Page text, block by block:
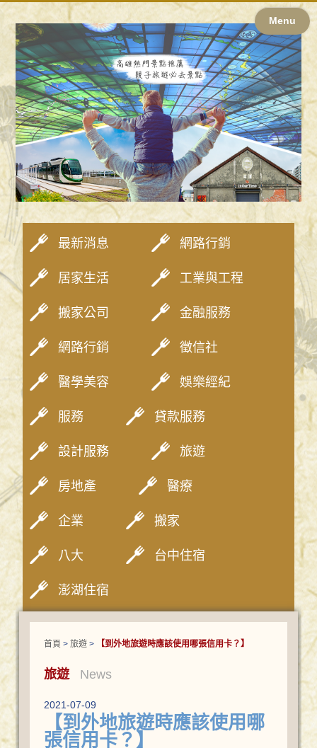
Menu
最新消息 網路行銷
居家生活 工業與工程
搬家公司 金融服務
網路行銷 徵信社
醫學美容 娛樂經紀
服務 貸款服務
設計服務 旅遊
房地產 醫療
企業 搬家
八大 台中住宿
澎湖住宿
首頁 >旅遊 > 【到外地旅遊時應該使用哪張信用卡？】
旅遊 News
2021-07-09
【到外地旅遊時應該使用哪
張信用卡？】